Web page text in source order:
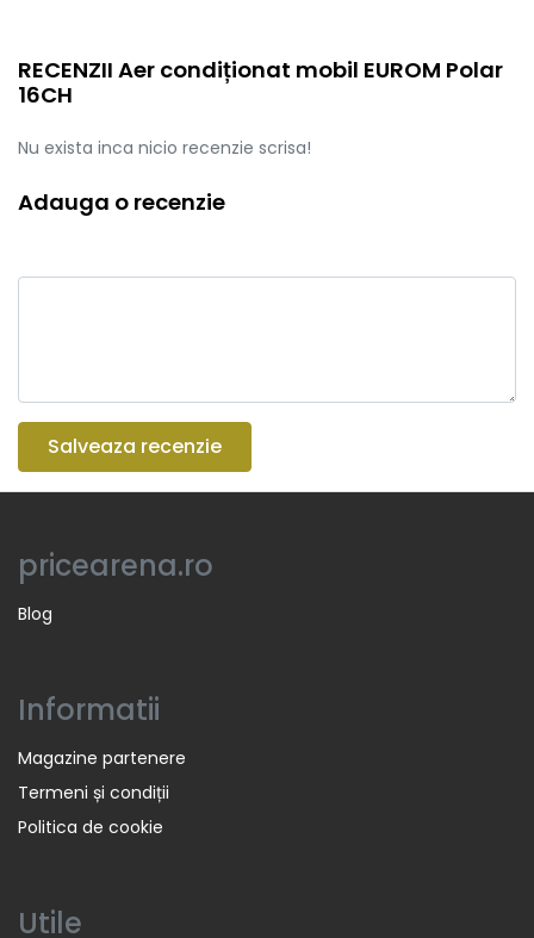
RECENZII Aer condiționat mobil EUROM Polar
16CH
Nu exista inca nicio recenzie scrisa!
Adauga o recenzie
Salveaza recenzie
pricearena.ro
Blog
Informatii
Magazine partenere
Termeni și condiții
Politica de cookie
Utile